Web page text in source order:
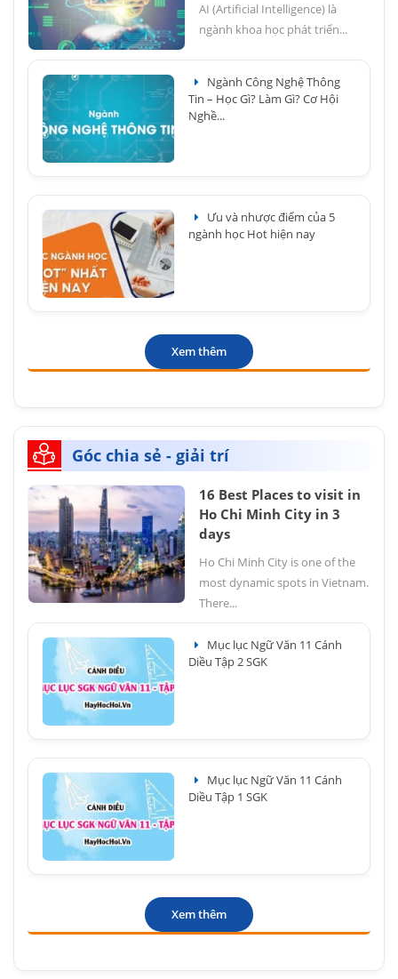
AI (Artificial Intelligence) là
ngành khoa học phát triển...
Ngành Công Nghệ Thông
Tin – Học Gì? Làm Gì? Cơ Hội
Nghề...
Ưu và nhược điểm của 5
ngành học Hot hiện nay
Xem thêm
Góc chia sẻ - giải trí
16 Best Places to visit in
Ho Chi Minh City in 3
days
Ho Chi Minh City is one of the
most dynamic spots in Vietnam.
There...
Mục lục Ngữ Văn 11 Cánh
Diều Tập 2 SGK
Mục lục Ngữ Văn 11 Cánh
Diều Tập 1 SGK
Xem thêm